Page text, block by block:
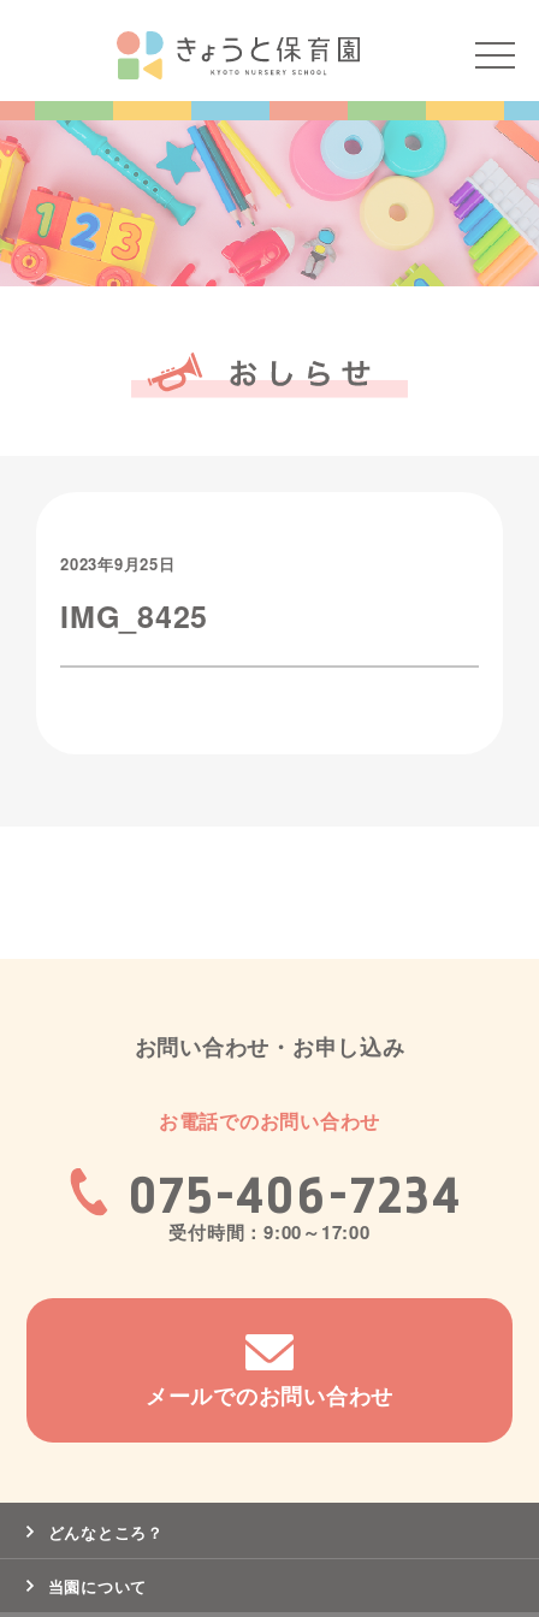
2023年9月25日
IMG_8425
お問い合わせ・お申し込み
お電話でのお問い合わせ
075-406-7234
受付時間：9:00～17:00
メールでのお問い合わせ
どんなところ？
当園について